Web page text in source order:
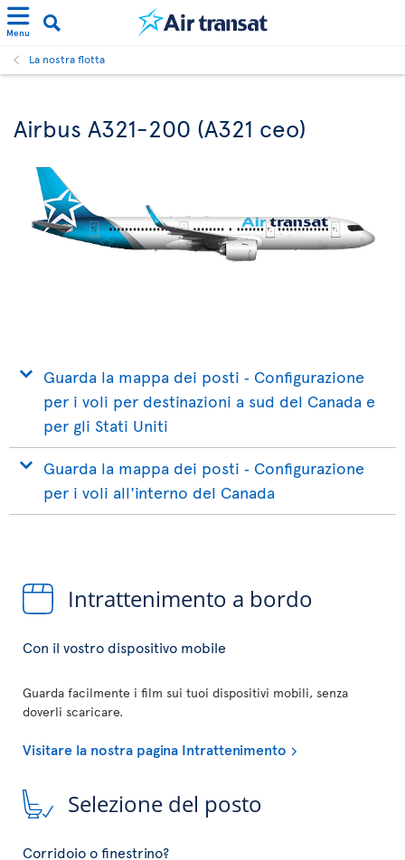
Menu
La nostra flotta
Airbus A321-200 (A321 ceo)
Guarda la mappa dei posti ‐ Configurazione
per i voli per destinazioni a sud del Canada e
per gli Stati Uniti
Guarda la mappa dei posti ‐ Configurazione
per i voli all'interno del Canada
Intrattenimento a bordo
Con il vostro dispositivo mobile
Guarda facilmente i film sui tuoi dispositivi mobili, senza
doverli scaricare.
Visitare la nostra pagina Intrattenimento
Selezione del posto
Corridoio o finestrino?